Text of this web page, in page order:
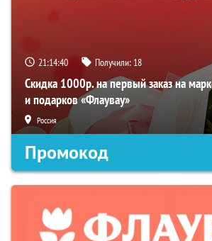
21:14:40 Получили: 18
Скидка 1000р. на первый заказ на
и подарков «Флаувау»
Россия
Промокод